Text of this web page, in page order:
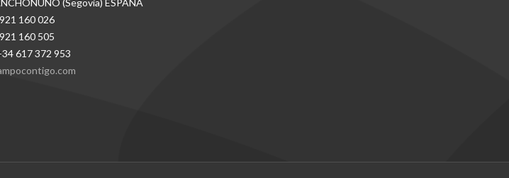
(Segovia) ESPAÑA
160 026
160 505
617 372 953